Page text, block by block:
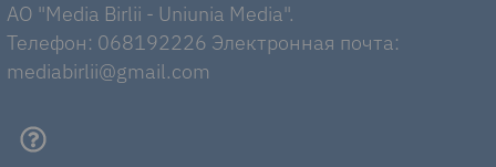
AO "Media Birlii - Uniunia Media".
Телефон: 068192226 Электронная почта:
mediabirlii@gmail.com